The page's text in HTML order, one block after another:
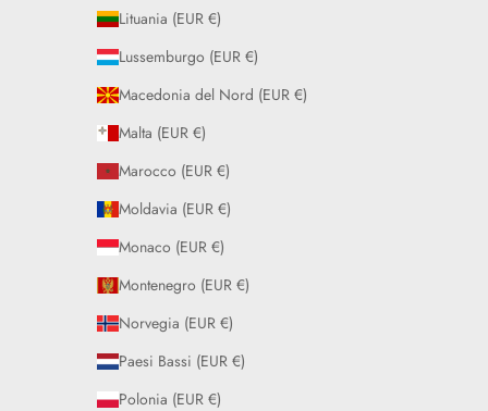
Lituania (EUR €)
Lussemburgo (EUR €)
Macedonia del Nord (EUR €)
Malta (EUR €)
Marocco (EUR €)
Moldavia (EUR €)
Monaco (EUR €)
Montenegro (EUR €)
Norvegia (EUR €)
Paesi Bassi (EUR €)
Polonia (EUR €)